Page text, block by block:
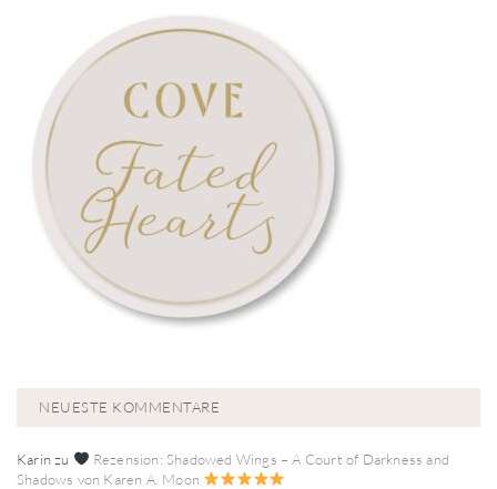
NEUESTE KOMMENTARE
Karinzu
Rezension: Shadowed Wings – A Court of Darkness and
Shadows von Karen A. Moon